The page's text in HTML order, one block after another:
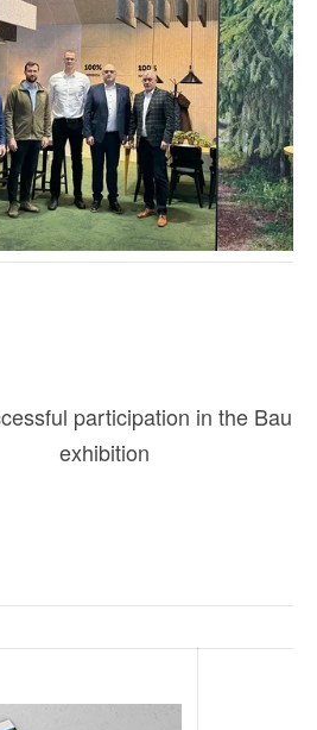
participation in the Bau
exhibition